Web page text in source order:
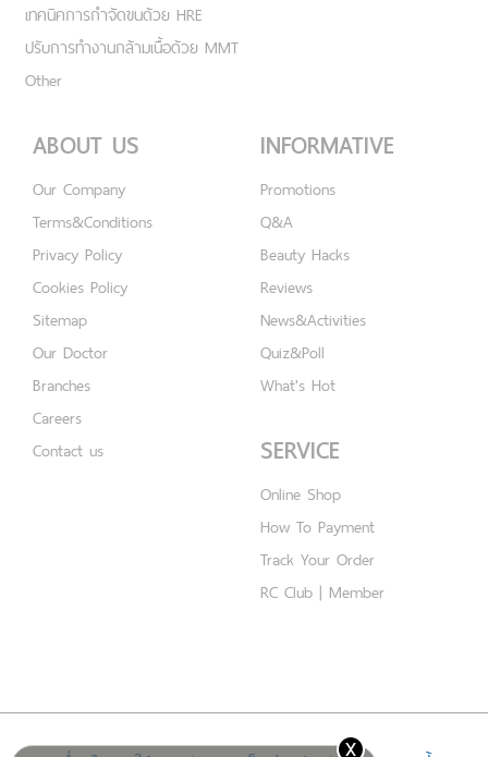
x
เทคนิคการกำจัดขนด้วย HRE
ปรับการทำงานกล้ามเนื้อด้วย MMT
Other
ABOUT US
Our Company
Terms&Conditions
Privacy Policy
Cookies Policy
Sitemap
Our Doctor
Branches
Careers
Contact us
INFORMATIVE
Promotions
Q&A
Beauty Hacks
Reviews
News&Activities
Quiz&Poll
What's Hot
SERVICE
Online Shop
How To Payment
Track Your Order
RC Club | Member